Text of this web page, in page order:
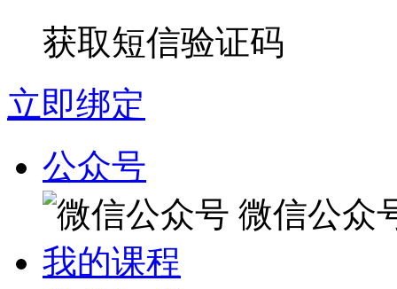
获取短信验证码
立即绑定
公众号
微信公众
我的课程